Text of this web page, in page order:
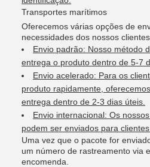
Transportes marítimos
Oferecemos várias opções de
necessidades dos nossos
Envio padrão: Nosso método
entrega o produto dentro de 5-7
Envio acelerado: Para os
produto rapidamente,
entrega dentro de 2-3 dias úteis.
Envio internacional: Os
podem ser enviados para
Uma vez que o pacote for
um número de rastreamento via
encomenda.